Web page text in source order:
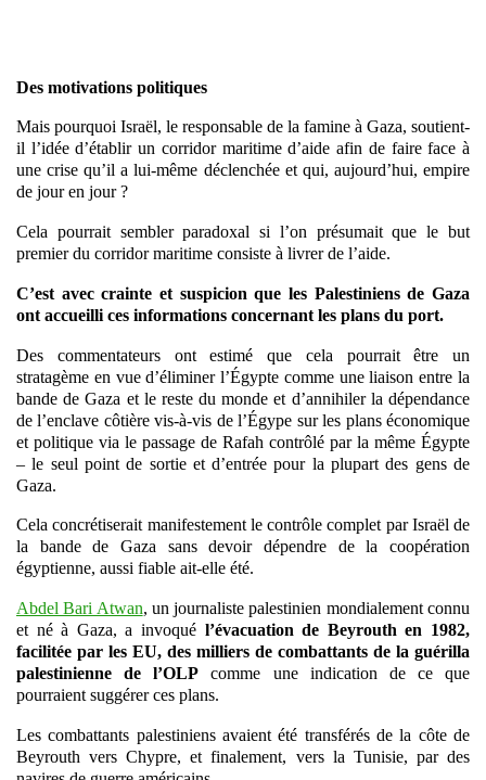
Des motivations politiques
Mais pourquoi Israël, le responsable de la famine à Gaza, soutient-
il l’idée d’établir un corridor maritime d’aide afin de faire face à
une crise qu’il a lui-même déclenchée et qui, aujourd’hui, empire
de jour en jour ?
Cela pourrait sembler paradoxal si l’on présumait que le but
premier du corridor maritime consiste à livrer de l’aide.
C’est avec crainte et suspicion que les Palestiniens de Gaza
ont accueilli ces informations concernant les plans du port.
Des commentateurs ont estimé que cela pourrait être un
stratagème en vue d’éliminer l’Égypte comme une liaison entre la
bande de Gaza et le reste du monde et d’annihiler la dépendance
de l’enclave côtière vis-à-vis de l’Égype sur les plans économique
et politique via le passage de Rafah contrôlé par la même Égypte
– le seul point de sortie et d’entrée pour la plupart des gens de
Gaza.
Cela concrétiserait manifestement le contrôle complet par Israël de
la bande de Gaza sans devoir dépendre de la coopération
égyptienne, aussi fiable ait-elle été.
Abdel Bari Atwan, un journaliste palestinien mondialement connu
et né à Gaza, a invoqué l’évacuation de Beyrouth en 1982,
facilitée par les EU, des milliers de combattants de la guérilla
palestinienne de l’OLP comme une indication de ce que
pourraient suggérer ces plans.
Les combattants palestiniens avaient été transférés de la côte de
Beyrouth vers Chypre, et finalement, vers la Tunisie, par des